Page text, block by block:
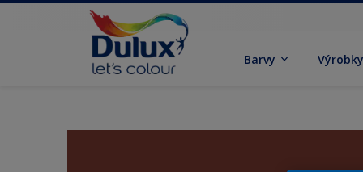
Barvy